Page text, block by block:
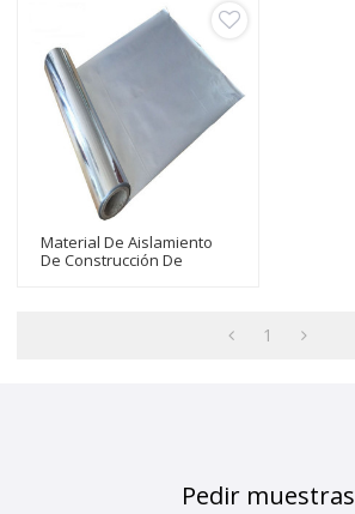
Material De Aislamiento
De Construcción De
1
Pedir muestras